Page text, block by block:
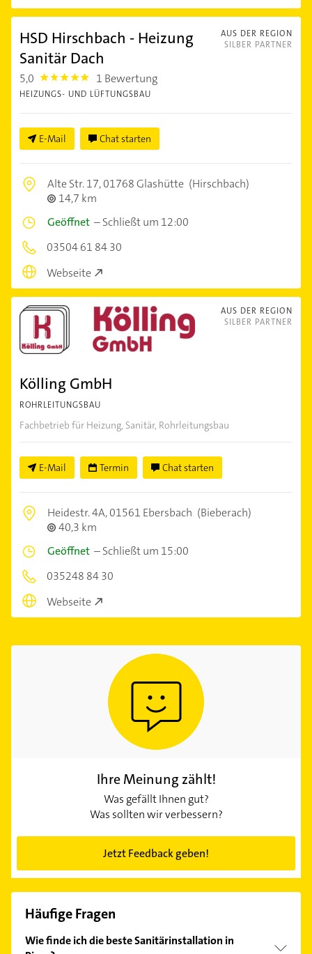
AUS DER REGION
SILBER PARTNER
HSD Hirschbach - Heizung
Sanitär Dach
5,0 5.0 1 Bewertung
HEIZUNGS- UND LÜFTUNGSBAU
E-Mail Chat starten
Alte Str. 17,01768 Glashütte (Hirschbach)
14,7 km
Geöffnet –Schließt um 12:00
03504 61 84 30
Webseite
AUS DER REGION
SILBER PARTNER
Kölling GmbH
ROHRLEITUNGSBAU
Fachbetrieb für Heizung, Sanitär, Rohrleitungsbau
E-Mail Termin Chat starten
Heidestr. 4A,01561 Ebersbach (Bieberach)
40,3 km
Geöffnet –Schließt um 15:00
035248 84 30
Webseite
Ihre Meinung zählt!
Was gefällt Ihnen gut?
Was sollten wir verbessern?
Jetzt Feedback geben!
Häufige Fragen
Wie finde ich die beste Sanitärinstallation in